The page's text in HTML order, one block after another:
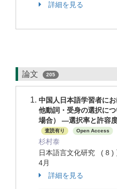
詳細を見る
論文 205
中国人日本語学習者に
他動詞・受身の選択に
場合） ―選択率と許容
査読有り Open Access
杉村泰
日本語言文化研究 ( 8
4月
詳細を見る